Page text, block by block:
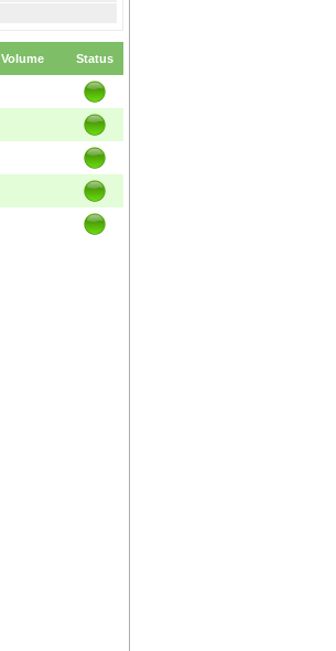
Volume Status